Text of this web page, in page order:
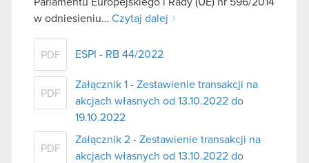
Parlamentu Europejskiego i Rady (UE) nr 596/2014
w odniesieniu… Czytaj dalej
PDF ESPI - RB 44/2022
PDF
Załącznik 1 - Zestawienie transakcji na
akcjach własnych od 13.10.2022 do
19.10.2022
PDF
Załącznik 2 - Zestawienie transakcji na
akcjach własnych od 13.10.2022 do